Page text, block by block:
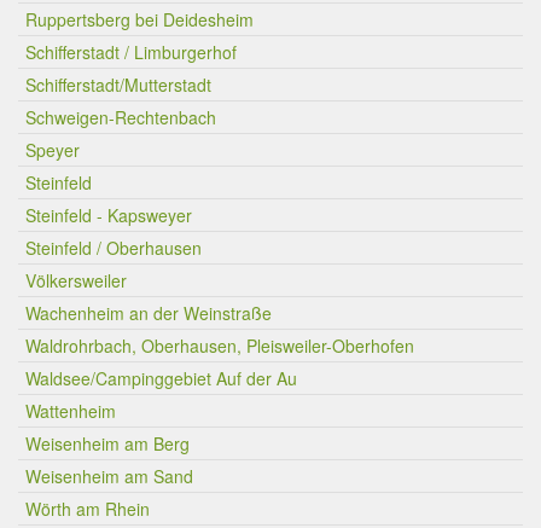
Ruppertsberg bei Deidesheim
Schifferstadt / Limburgerhof
Schifferstadt/Mutterstadt
Schweigen-Rechtenbach
Speyer
Steinfeld
Steinfeld - Kapsweyer
Steinfeld / Oberhausen
Völkersweiler
Wachenheim an der Weinstraße
Waldrohrbach, Oberhausen, Pleisweiler-Oberhofen
Waldsee/Campinggebiet Auf der Au
Wattenheim
Weisenheim am Berg
Weisenheim am Sand
Wörth am Rhein